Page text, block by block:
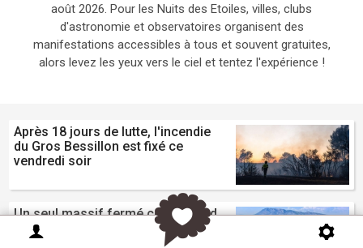
août 2026. Pour les Nuits des Etoiles, villes, clubs
d'astronomie et observatoires organisent des
manifestations accessibles à tous et souvent gratuites,
alors levez les yeux vers le ciel et tentez l'expérience !
Après 18 jours de lutte, l'incendie
du Gros Bessillon est fixé ce
vendredi soir
Un seul massif fermé ce weekend
dans la région : le Haut Var